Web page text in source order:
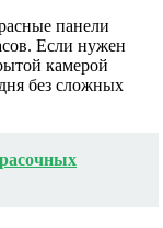
панели
Если нужен
камерой
без сложных